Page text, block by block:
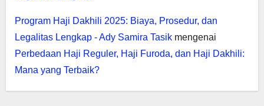
Program Haji Dakhili 2025: Biaya, Prosedur, dan
Legalitas Lengkap - Ady Samira Tasikmengenai
Perbedaan Haji Reguler, Haji Furoda, dan Haji Dakhili:
Mana yang Terbaik?